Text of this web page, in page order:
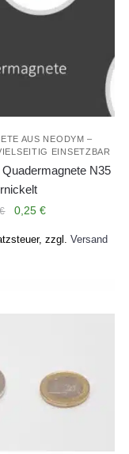
AUS NEODYM –
EINSETZBAR
N35
€
Ursprünglicher
war:
0,25€Aktueller
ist:
zzgl.Versand